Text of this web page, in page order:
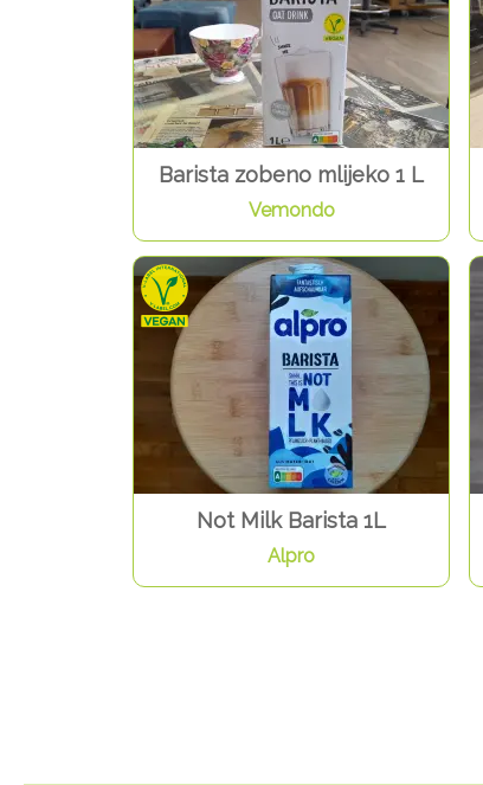
Barista zobeno mlijeko 1 L
Vemondo
Not Milk Barista 1L
Alpro